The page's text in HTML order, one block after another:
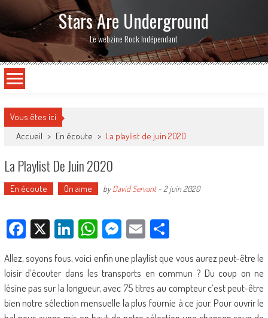
Stars Are Underground
Le webzine Rock Indépendant
Vous êtes ici
Accueil > En écoute > La playlist de juin 2020
La Playlist De Juin 2020
En écoute On aime byDavid Servant- 2 juin 2020
Facebook
X LinkedIn
WhatsApp
Messenger
EmailPartager
Allez, soyons fous, voici enfin une playlist que vous aurez peut-être le
loisir d’écouter dans les transports en commun ? Du coup on ne
lésine pas sur la longueur, avec 75 titres au compteur c’est peut-être
bien notre sélection mensuelle la plus fournie à ce jour. Pour ouvrir le